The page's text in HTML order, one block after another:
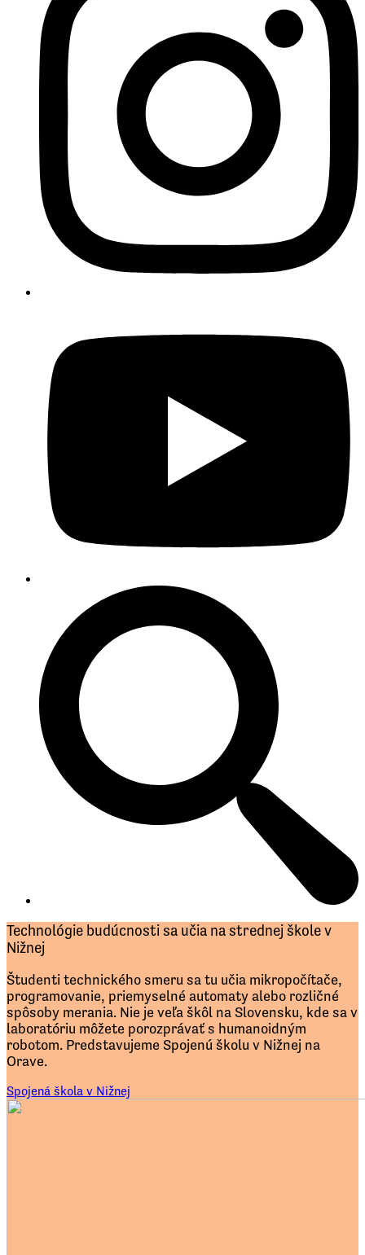
Technológie budúcnosti sa učia na strednej škole v
Nižnej
Študenti technického smeru sa tu učia mikropočítače,
programovanie, priemyselné automaty alebo rozličné
spôsoby merania. Nie je veľa škôl na Slovensku, kde sa v
laboratóriu môžete porozprávať s humanoidným
robotom. Predstavujeme Spojenú školu v Nižnej na
Orave.
Spojená škola v Nižnej